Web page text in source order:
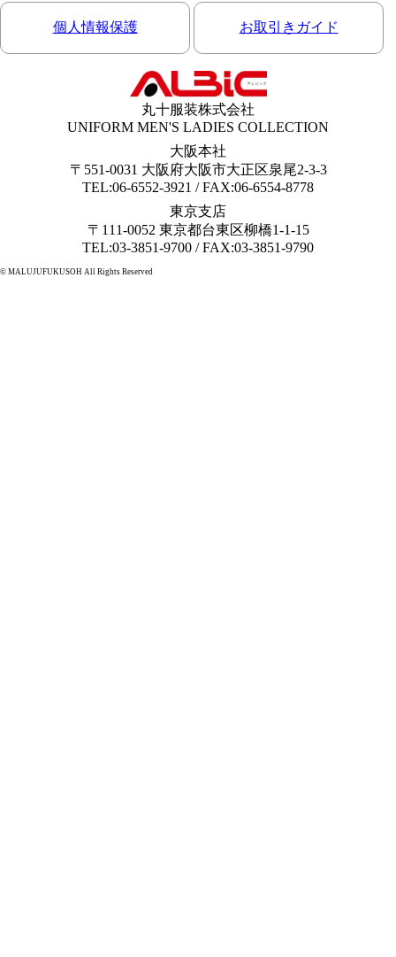
個人情報保護 お取引きガイド
丸十服装株式会社
UNIFORM MEN'S LADIES COLLECTION
大阪本社
〒551-0031 大阪府大阪市大正区泉尾2-3-3
TEL:06-6552-3921 / FAX:06-6554-8778
東京支店
〒111-0052 東京都台東区柳橋1-1-15
TEL:03-3851-9700 / FAX:03-3851-9790
© MALUJUFUKUSOH All Rights Reserved